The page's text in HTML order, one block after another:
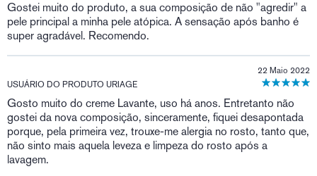
Gostei muito do produto, a sua composição de não "agredir" a
pele principal a minha pele atópica. A sensação após banho é
super agradável. Recomendo.
USUÁRIO DO PRODUTO URIAGE
22 Maio 2022
Gosto muito do creme Lavante, uso há anos. Entretanto não
gostei da nova composição, sinceramente, fiquei desapontada
porque, pela primeira vez, trouxe-me alergia no rosto, tanto que,
não sinto mais aquela leveza e limpeza do rosto após a
lavagem.